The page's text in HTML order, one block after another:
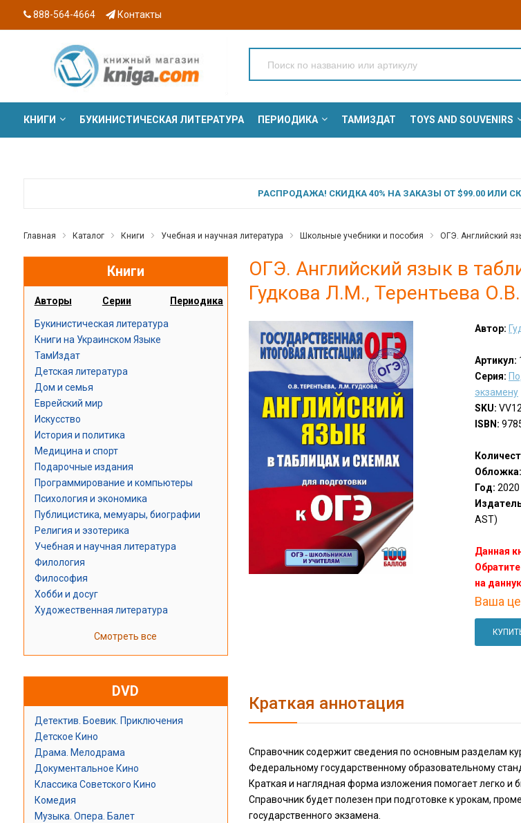
888-564-4664 Контакты
КНИГИ БУКИНИСТИЧЕСКАЯ ЛИТЕРАТУРА ПЕРИОДИКА ТАМИЗДАТ TOYS AND SOUVENIRS
РАСПРОДАЖА! СКИДКА 40% НА ЗАКАЗЫ ОТ $99.00 ИЛИ
Главная Каталог Книги Учебная и научная литература Школьные учебники и пособия ОГЭ. Английский
Книги
Авторы Серии Периодика
Букинистическая литература
Книги на Украинском Языке
ТамИздат
Детская литература
Дом и семья
Еврейский мир
Искусство
История и политика
Медицина и спорт
Подарочные издания
Программирование и компьютеры
Психология и экономика
Публицистика, мемуары, биографии
Религия и эзотерика
Учебная и научная литература
Филология
Философия
Хобби и досуг
Художественная литература
Смотреть все
DVD
Детектив. Боевик. Приключения
Детское Кино
Драма. Мелодрама
Документальное Кино
Классика Советского Кино
Комедия
Музыка. Опера. Балет
ОГЭ. Английский язык в
Гудкова Л.М., Терентьева О.В.
Автор:
Артикул:
Серия:
экзамену
SKU:
ISBN:
Обложка:
Год: 2020
AST)
Данная
на
Ваша
Краткая аннотация
Справочник содержит сведения по основным разделам
Федеральному государственному образовательному
Краткая и наглядная форма изложения помогает легко и
Справочник будет полезен при подготовке к урокам,
государственного экзамена.